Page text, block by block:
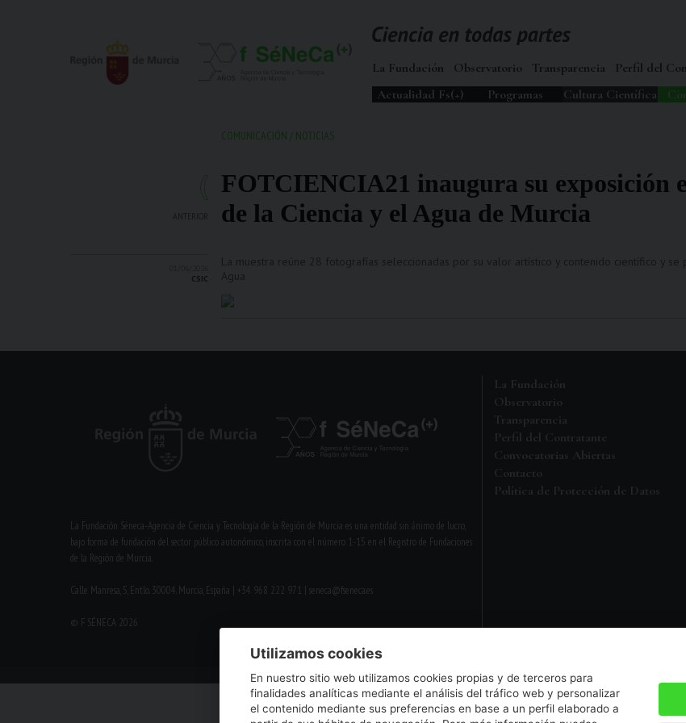
La Fundación Observatorio Transparencia Perfil del
Actualidad Fs(+)
Programas Cultura Científica
COMUNICACIÓN / NOTICIAS
FOTCIENCIA21 inaugura su exposición
de la Ciencia y el Agua de Murcia
CSIC
La Fundación Séneca-Agencia de Ciencia y Tecnología de la Región de Murcia es una entidad sin ánimo de lucro,
bajo forma de fundación del sector público autonómico, inscrita con el número 1-15 en el Registro de Fundaciones
de la Región de Murcia.
Calle Manresa, 5, Entlo. 30004. Murcia, España | +34 968 222 971 | seneca@fseneca.es
© F SÉNECA 2026
La Fundación
Observatorio
Transparencia
Perfil del Contratante
Convocatorias Abiertas
Contacto
Política de Protección de Datos
Aviso legal•Política de privacidad
Utilizamos cookies
En nuestro sitio web utilizamos cookies propias y de terceros para
finalidades analíticas mediante el análisis del tráfico web y personalizar
el contenido mediante sus preferencias en base a un perfil elaborado a